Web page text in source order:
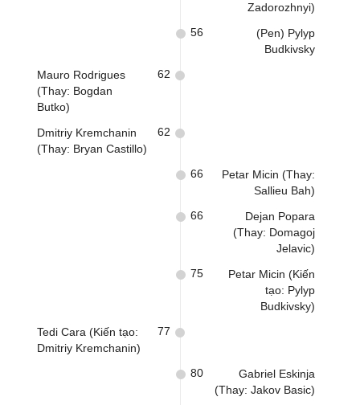
Zadorozhnyi)
(Pen) Pylyp
Budkivsky
56
Mauro Rodrigues
(Thay: Bogdan
Butko)
62
Dmitriy Kremchanin
(Thay: Bryan Castillo)
62
Petar Micin (Thay:
Sallieu Bah)
66
Dejan Popara
(Thay: Domagoj
Jelavic)
66
Petar Micin (Kiến
tạo: Pylyp
Budkivsky)
75
Tedi Cara (Kiến tạo:
Dmitriy Kremchanin)
77
Gabriel Eskinja
(Thay: Jakov Basic)
80